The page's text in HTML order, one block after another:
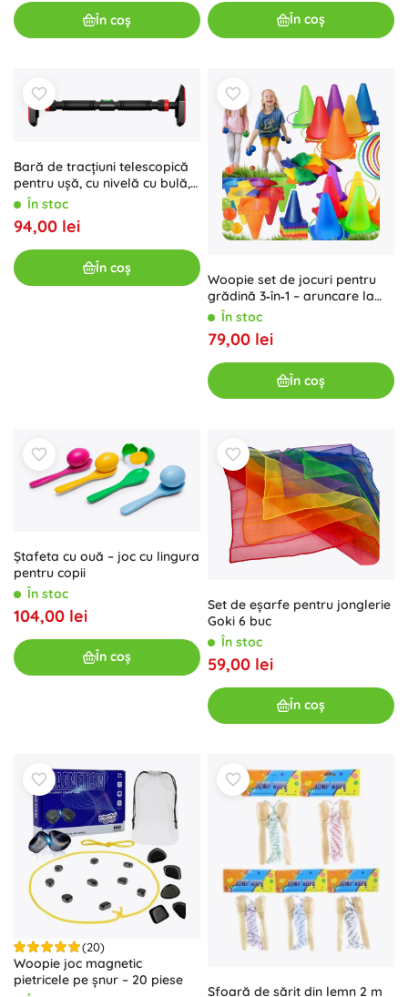
În coș În coș
Bară de tracțiuni telescopică
pentru ușă, cu nivelă cu bulă,
capacitate de încărcare 250
În stoc
94,00 lei
În coș
Woopie set de jocuri pentru
grădină 3‑în‑1 – aruncare la
țintă cu jaloane, inele și
săculeți, 30 de piese
În stoc
79,00 lei
În coș
Ștafeta cu ouă – joc cu lingura
pentru copii
În stoc
104,00 lei
În coș
Set de eșarfe pentru jonglerie
Goki 6 buc
În stoc
59,00 lei
În coș
(20)
Woopie joc magnetic
pietricele pe șnur – 20 piese
Sfoară de sărit din lemn 2 m